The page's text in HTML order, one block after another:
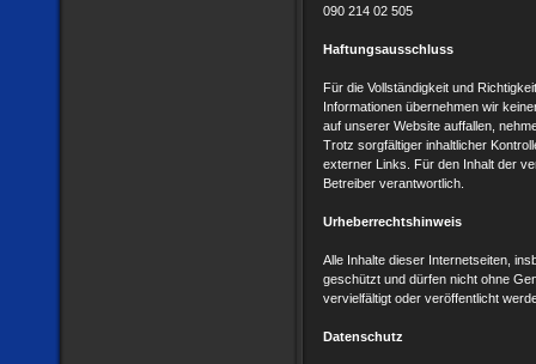
090 214 02 505
Haftungsausschluss
Für die Vollständigkeit und
Informationen übernehmen wir
auf unserer Website auffallen,
Trotz sorgfältiger inhaltlicher
externer Links. Für den Inhalt der
Betreiber verantwortlich.
Urheberrechtshinweis
Alle Inhalte dieser Internetseiten,
geschützt und dürfen nicht ohne
vervielfältigt oder veröffentlicht
Datenschutz